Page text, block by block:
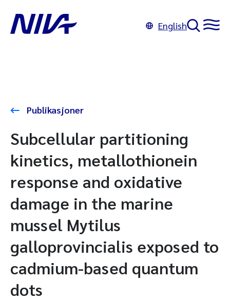
English
Publikasjoner
Subcellular partitioning
kinetics, metallothionein
response and oxidative
damage in the marine
mussel Mytilus
galloprovincialis exposed to
cadmium-based quantum
dots